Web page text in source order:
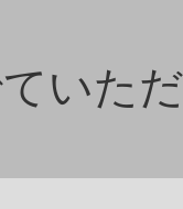
いた